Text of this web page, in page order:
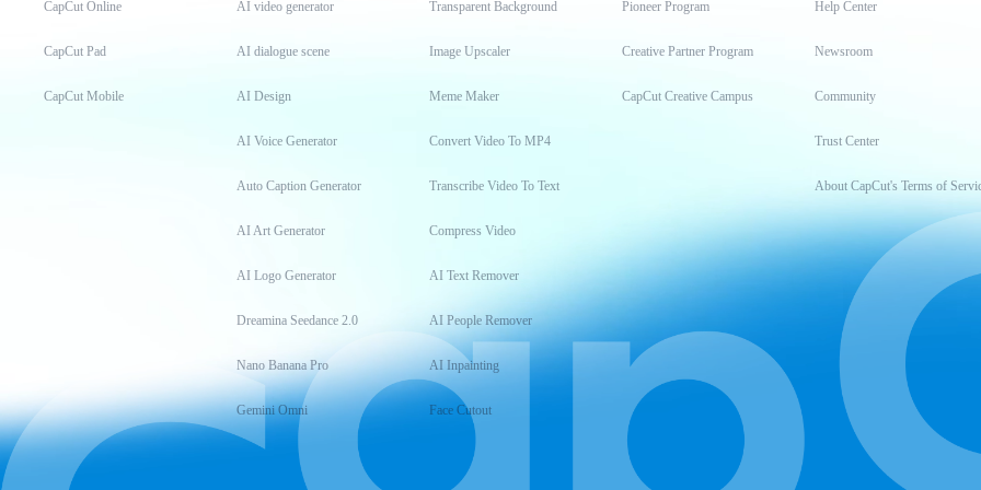
CapCut Online
CapCut Pad
CapCut Mobile
AI video generator
AI dialogue scene
AI Design
AI Voice Generator
Auto Caption Generator
AI Art Generator
AI Logo Generator
Dreamina Seedance 2.0
Nano Banana Pro
Gemini Omni
Transparent Background
Image Upscaler
Meme Maker
Convert Video To MP4
Transcribe Video To Text
Compress Video
AI Text Remover
AI People Remover
AI Inpainting
Face Cutout
Pioneer Program
Creative Partner Program
CapCut Creative Campus
Help Center
Newsroom
Community
Trust Center
About CapCut's Terms of